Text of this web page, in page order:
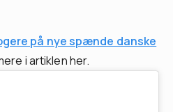
på nye spænde danske
i artiklen her.